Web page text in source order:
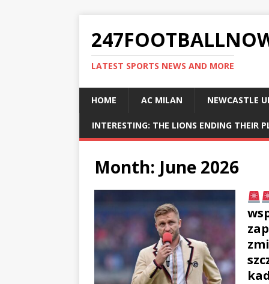
LATEST SPORTS NEWS AND MORE
HOME AC MILAN NEWCASTLE
INTERESTING: THE LIONS ENDING THEIR
Month: June 2026